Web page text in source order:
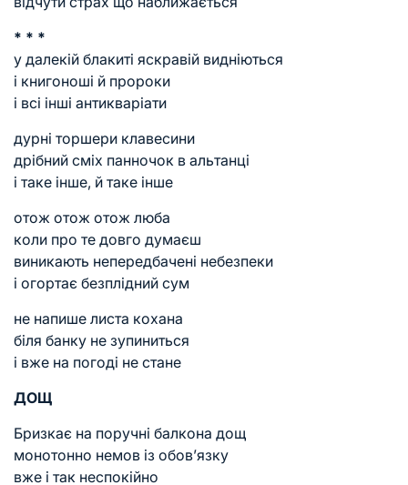
* * *
у далекій блакиті яскравій видніються
і книгоноші й пророки
і всі інші антикваріати
дурні торшери клавесини
дрібний сміх панночок в альтанці
і таке інше, й таке інше
отож отож отож люба
коли про те довго думаєш
виникають непередбачені небезпеки
і огортає безплідний сум
не напише листа кохана
біля банку не зупиниться
і вже на погоді не стане
ДОЩ
Бризкає на поручні балкона дощ
монотонно немов із обов’язку
вже і так неспокійно